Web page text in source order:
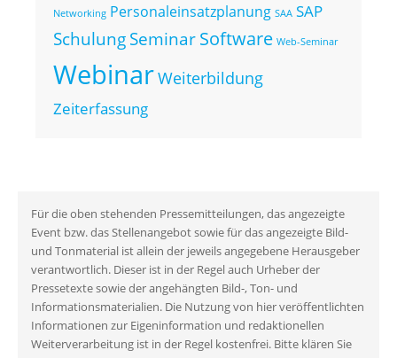
Networking Personaleinsatzplanung SAA SAP
SchulungSeminarSoftware Web-Seminar
WebinarWeiterbildung
Zeiterfassung
Für die oben stehenden Pressemitteilungen, das angezeigte
Event bzw. das Stellenangebot sowie für das angezeigte Bild-
und Tonmaterial ist allein der jeweils angegebene Herausgeber
verantwortlich. Dieser ist in der Regel auch Urheber der
Pressetexte sowie der angehängten Bild-, Ton- und
Informationsmaterialien. Die Nutzung von hier veröffentlichten
Informationen zur Eigeninformation und redaktionellen
Weiterverarbeitung ist in der Regel kostenfrei. Bitte klären Sie